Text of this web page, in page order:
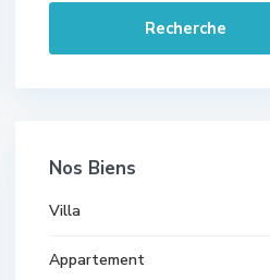
Recherche
Nos Biens
Villa
Appartement